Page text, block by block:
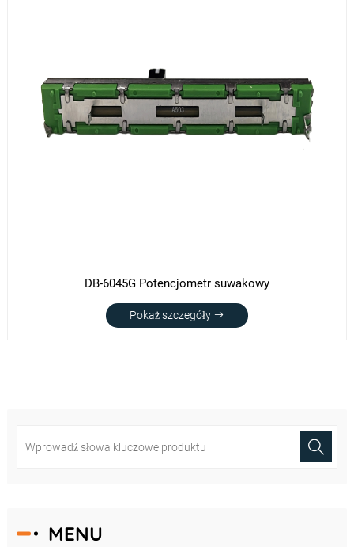
DB-6045G Potencjometr suwakowy
Pokaż szczegóły
MENU